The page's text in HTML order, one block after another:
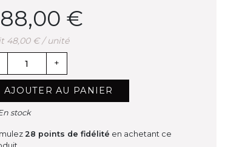
€
48,00 € / unité
+
AJOUTER AU PANIER
stock
28 points de fidélité en achetant ce